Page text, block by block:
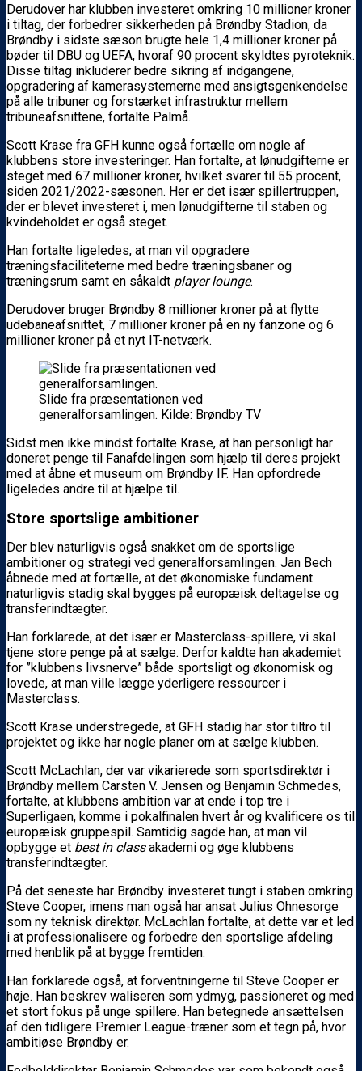
Derudover har klubben investeret omkring 10 millioner kroner
i tiltag, der forbedrer sikkerheden på Brøndby Stadion, da
Brøndby i sidste sæson brugte hele 1,4 millioner kroner på
bøder til DBU og UEFA, hvoraf 90 procent skyldtes pyroteknik.
Disse tiltag inkluderer bedre sikring af indgangene,
opgradering af kamerasystemerne med ansigtsgenkendelse
på alle tribuner og forstærket infrastruktur mellem
tribuneafsnittene, fortalte Palmå.
Scott Krase fra GFH kunne også fortælle om nogle af
klubbens store investeringer. Han fortalte, at lønudgifterne er
steget med 67 millioner kroner, hvilket svarer til 55 procent,
siden 2021/2022-sæsonen. Her er det især spillertruppen,
der er blevet investeret i, men lønudgifterne til staben og
kvindeholdet er også steget.
Han fortalte ligeledes, at man vil opgradere
træningsfaciliteterne med bedre træningsbaner og
træningsrum samt en såkaldt player lounge.
Derudover bruger Brøndby 8 millioner kroner på at flytte
udebaneafsnittet, 7 millioner kroner på en ny fanzone og 6
millioner kroner på et nyt IT-netværk.
Slide fra præsentationen ved
generalforsamlingen. Kilde: Brøndby TV
Sidst men ikke mindst fortalte Krase, at han personligt har
doneret penge til Fanafdelingen som hjælp til deres projekt
med at åbne et museum om Brøndby IF. Han opfordrede
ligeledes andre til at hjælpe til.
Store sportslige ambitioner
Der blev naturligvis også snakket om de sportslige
ambitioner og strategi ved generalforsamlingen. Jan Bech
åbnede med at fortælle, at det økonomiske fundament
naturligvis stadig skal bygges på europæisk deltagelse og
transferindtægter.
Han forklarede, at det især er Masterclass-spillere, vi skal
tjene store penge på at sælge. Derfor kaldte han akademiet
for ”klubbens livsnerve” både sportsligt og økonomisk og
lovede, at man ville lægge yderligere ressourcer i
Masterclass.
Scott Krase understregede, at GFH stadig har stor tiltro til
projektet og ikke har nogle planer om at sælge klubben.
Scott McLachlan, der var vikarierede som sportsdirektør i
Brøndby mellem Carsten V. Jensen og Benjamin Schmedes,
fortalte, at klubbens ambition var at ende i top tre i
Superligaen, komme i pokalfinalen hvert år og kvalificere os til
europæisk gruppespil. Samtidig sagde han, at man vil
opbygge et best in classakademi og øge klubbens
transferindtægter.
På det seneste har Brøndby investeret tungt i staben omkring
Steve Cooper, imens man også har ansat Julius Ohnesorge
som ny teknisk direktør. McLachlan fortalte, at dette var et led
i at professionalisere og forbedre den sportslige afdeling
med henblik på at bygge fremtiden.
Han forklarede også, at forventningerne til Steve Cooper er
høje. Han beskrev waliseren som ydmyg, passioneret og med
et stort fokus på unge spillere. Han betegnede ansættelsen
af den tidligere Premier League-træner som et tegn på, hvor
ambitiøse Brøndby er.